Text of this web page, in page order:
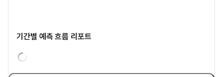
기간별 예측 흐름 리포트